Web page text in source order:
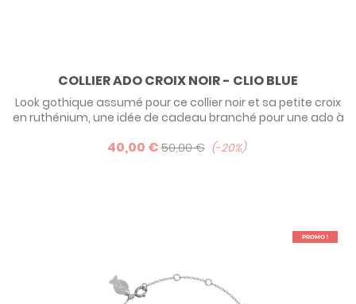
COLLIER ADO CROIX NOIR - CLIO BLUE
Look gothique assumé pour ce collier noir et sa petite croix
en ruthénium, une idée de cadeau branché pour une ado à
sages choisirons la version argent ou plaqué or rose.
40,00 €50,00 € -20%
PROMO !